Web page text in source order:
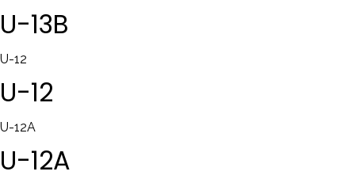
U-13B
U-12
U-12
U-12A
U-12A